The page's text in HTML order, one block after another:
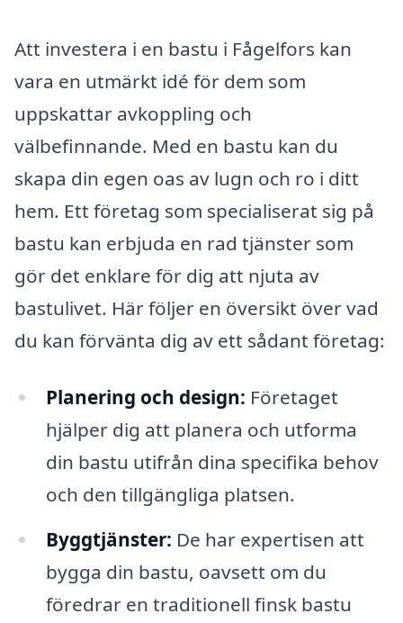
Att investera i en bastu i Fågelfors kan
vara en utmärkt idé för dem som
uppskattar avkoppling och
välbefinnande. Med en bastu kan du
skapa din egen oas av lugn och ro i ditt
hem. Ett företag som specialiserat sig på
bastu kan erbjuda en rad tjänster som
gör det enklare för dig att njuta av
bastulivet. Här följer en översikt över vad
du kan förvänta dig av ett sådant företag:
Planering och design: Företaget
hjälper dig att planera och utforma
din bastu utifrån dina specifika behov
och den tillgängliga platsen.
Byggtjänster: De har expertisen att
bygga din bastu, oavsett om du
föredrar en traditionell finsk bastu